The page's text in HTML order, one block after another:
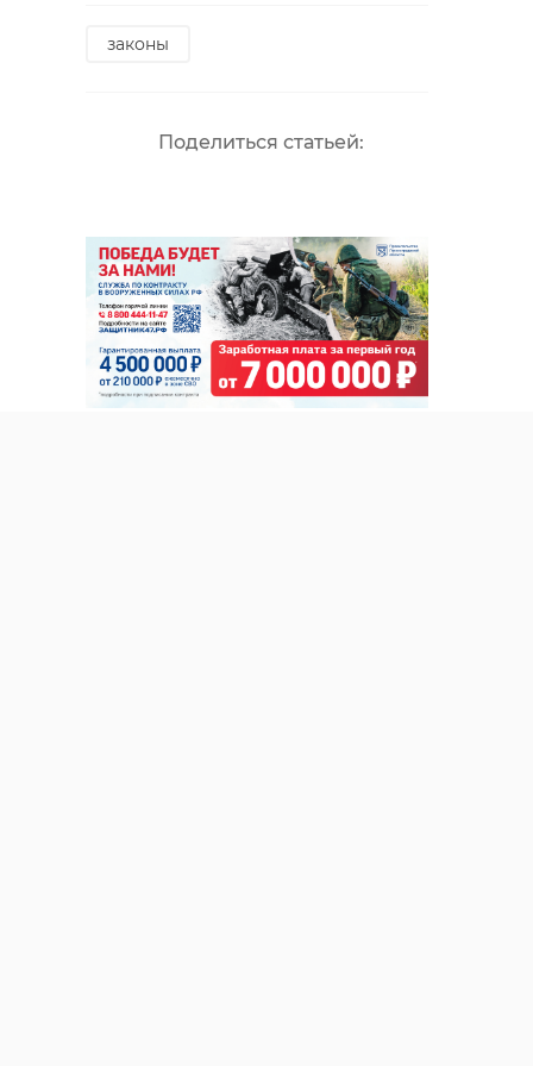
законы
Поделиться статьей: